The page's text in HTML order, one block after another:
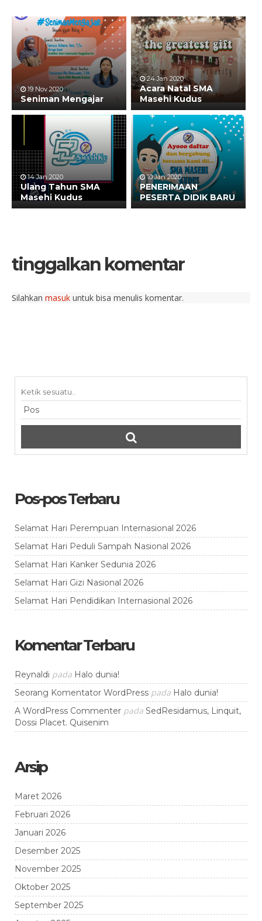
19 Nov 2020
Seniman Mengajar
24 Jan 2020
Acara Natal SMA
Masehi Kudus
14 Jan 2020
Ulang Tahun SMA
Masehi Kudus
10 Jan 2020
PENERIMAAN
PESERTA DIDIK BARU
tinggalkan komentar
Silahkan masuk untuk bisa menulis komentar.
Pos-pos Terbaru
Selamat Hari Perempuan Internasional 2026
Selamat Hari Peduli Sampah Nasional 2026
Selamat Hari Kanker Sedunia 2026
Selamat Hari Gizi Nasional 2026
Selamat Hari Pendidikan Internasional 2026
Komentar Terbaru
Reynaldi pada Halo dunia!
Seorang Komentator WordPress pada Halo dunia!
A WordPress Commenter pada SedResidamus, Linquit,
Dossi Placet. Quisenim
Arsip
Maret 2026
Februari 2026
Januari 2026
Desember 2025
November 2025
Oktober 2025
September 2025